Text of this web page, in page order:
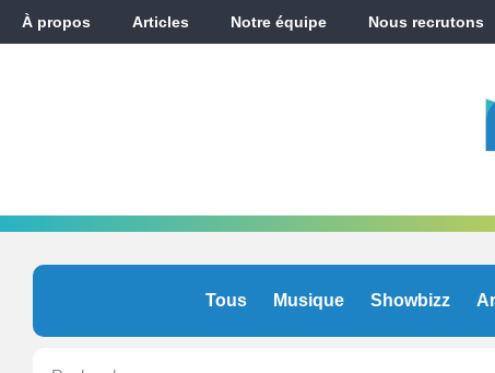
À propos Articles Notre équipe Nous recrutons
Tous Musique Showbizz